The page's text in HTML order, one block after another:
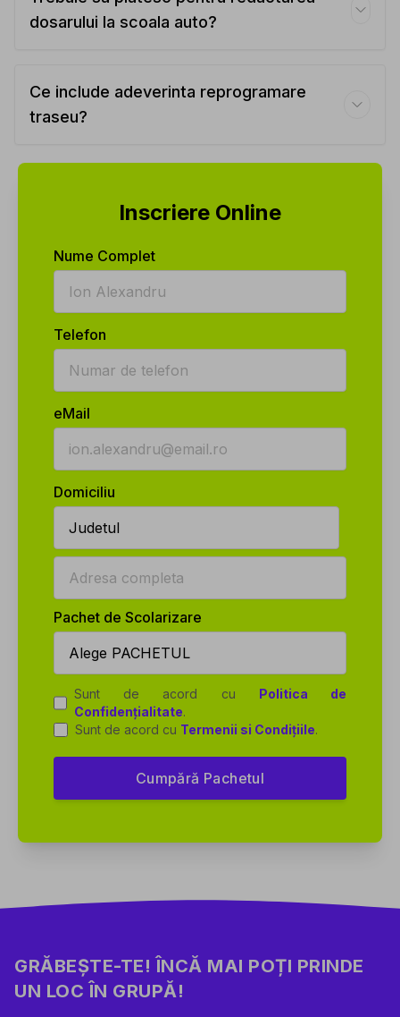
dosarului la scoala auto?
Ce include adeverinta reprogramare
traseu?
Inscriere Online
Nume Complet
Telefon
eMail
Domiciliu
Pachet de Scolarizare
Sunt de acord cu Politica de
Confidențialitate.
Sunt de acord cu Termenii si Condițiile.
Cumpără Pachetul
GRĂBEȘTE-TE! ÎNCĂ MAI POȚI PRINDE
UN LOC ÎN GRUPĂ!